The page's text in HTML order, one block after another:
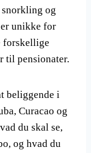
snorkling og
unikke for
forskellige
til pensionater.
beliggende i
Curacao og
du skal se,
og hvad du